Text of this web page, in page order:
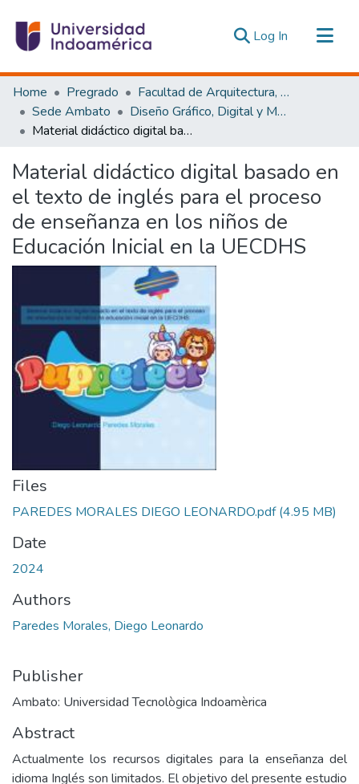
Log In (current)
Communities & Collections
All of DSpace
Statistics
Estadísticas Externas
Home Pregrado
Facultad de Arquitectura, Artes y Diseño
Sede Ambato
Diseño Gráfico, Digital y Multimedia Ambato
Material didáctico digital basado en el texto de inglés para el proceso de enseñanza en los niños de Educación Inicial en la UECDHS
Material didáctico digital basado en
el texto de inglés para el proceso
de enseñanza en los niños de
Educación Inicial en la UECDHS
Files
PAREDES MORALES DIEGO LEONARDO.pdf(4.95 MB)
Date
2024
Authors
Paredes Morales, Diego Leonardo
Publisher
Ambato: Universidad Tecnològica Indoamèrica
Abstract
Actualmente los recursos digitales para la enseñanza del
idioma Inglés son limitados. El objetivo del presente estudio